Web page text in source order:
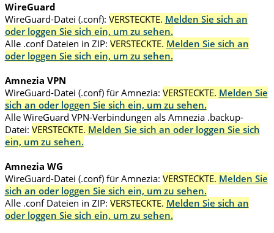
WireGuard
WireGuard-Datei (.conf): VERSTECKTE. Melden Sie sich an
oder loggen Sie sich ein, um zu sehen.
Alle .conf Dateien in ZIP: VERSTECKTE. Melden Sie sich an
oder loggen Sie sich ein, um zu sehen.
Amnezia VPN
WireGuard-Datei (.conf) für Amnezia: VERSTECKTE. Melden Sie
sich an oder loggen Sie sich ein, um zu sehen.
Alle WireGuard VPN-Verbindungen als Amnezia .backup-
Datei: VERSTECKTE. Melden Sie sich an oder loggen Sie sich
ein, um zu sehen.
Amnezia WG
WireGuard-Datei (.conf) für Amnezia: VERSTECKTE. Melden Sie
sich an oder loggen Sie sich ein, um zu sehen.
Alle .conf Dateien in ZIP: VERSTECKTE. Melden Sie sich an
oder loggen Sie sich ein, um zu sehen.